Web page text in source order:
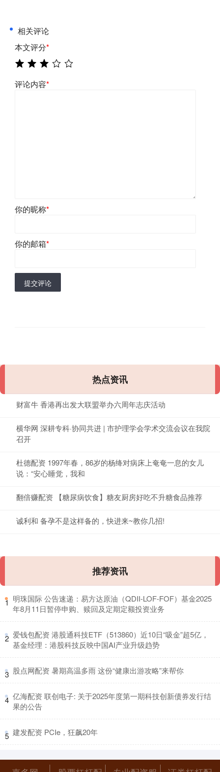
相关评论
本文评分*
评论内容*
你的昵称*
你的邮箱*
提交评论
热点资讯
财富牛 香港再出发大联盟举办六周年志庆活动
横华网 深耕专科·协同共进 | 市护理学会学术交流会议在我院
召开
杜德配资 1997年春，86岁的杨绛对病床上奄奄一息的女儿
说：“安心睡觉，我和
翻倍赚配资 【糖尿病饮食】糖友厨房好吃不升糖食品推荐
诚利和 备孕不是这样备的，快进来~教你几招!
推荐资讯
1 ​明珠国际 公告速递：易方达原油（QDII-LOF-FOF）基金2025
年8月11日暂停申购、赎回及定期定额投资业务
2 ​爱钱包配资 港股通科技ETF（513860）近10日“吸金”超5亿，
基金经理：港股科技反映中国AI产业升级趋势
3 ​股点网配资 暑期高温多雨 这份“健康出游攻略”来帮你
4 ​亿海配资 联创电子: 关于2025年度第一期科技创新债券发行结
果的公告
5 ​建发配资 PCIe，狂飙20年